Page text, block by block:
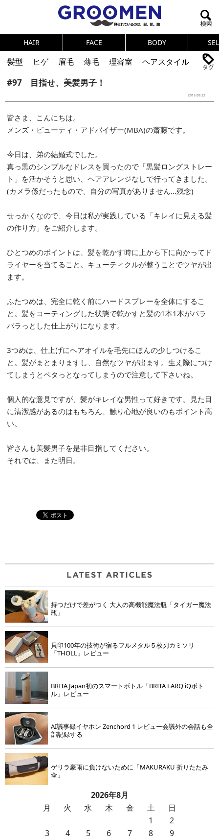
HAIR FACE BODY
髪型 ヒゲ 眉毛 薄毛 理容室
ヘアスタイル
ヘアカタログ
体臭 ニオイ
メンズコスメ
NEWS PICK UP 筋肉
女の本音
テストステロン
海外セレブ 眉毛
メタボ
トレーニング
好印象な男
頭皮ケア
ダイエット
理容室
#97 目指せ、美髪男子！
2015.09.22
皆さま、こんにちは。
メンズ・ビューティ・アドバイザー(MBA)の齋藤です。
今日は、弟の結婚式でした。
真っ黒のシンプルなドレスを買ったので「黒髪ロングストレー
ト」を活かそうと思い、ヘアアレンジなしで行ってきました。
(カメラ係だったもので、自分の写真がありません…残念)
せっかくなので、今日は私が実践している「キレイに見える髪
の作り方」をご紹介します。
ひとつめのポイントは、髪を乾かす時に上から下に向かってド
ライヤーを当てること。キューティクルが整うことでツヤが出
ます。
ふたつめは、完全に乾く前にハードスプレーを全体にするこ
と。髪をコーティングした状態で乾かすと髪の1本1本がパラ
パラっとした仕上がりになります。
3つめは、仕上げにヘアオイルを毛先にほんの少しつけるこ
と。髪がまとまりますし、自然なツヤが出ます。生え際につけ
てしまうとペタっとなってしまうので注意して下さいね。
個人的な意見ですが、髪がキレイな男性って好きです。見た目
に清潔感があるのはもちろん、触り心地が良いのもポイント高
い。
皆さんも美髪男子を是非目指してください。
それでは、また明日。
持つだけで差がつく 大人の高機能魔法瓶「タイガー魔法
瓶」
貝印100年の技術が宿るフルメタル５枚刃カミソリ
「THOLL」レビュー
BRITA Japan初のスマートボトル「BRITA LARQ iQボト
ル」レビュー
AI議事録イヤホン Zenchord 1 レビュー会議外の会話も全
部記録する
ゲリラ豪雨に負けないために「MAKURAKU 折りたたみ
傘」
2026年8月
月
火 水 木 金 土 日
1
2
3
4 5 6 7 8
9